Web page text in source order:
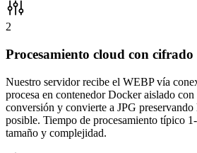
2
Procesamiento cloud con cifrado
Nuestro servidor recibe el WEBP vía
procesa en contenedor Docker aislado
conversión y convierte a JPG
posible. Tiempo de procesamiento típico
tamaño y complejidad.